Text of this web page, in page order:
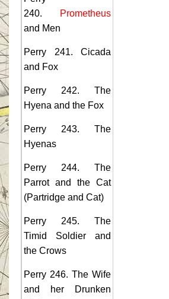
240.
Prometheus
and Men
Perry 241. Cicada
and Fox
Perry 242. The
Hyena and the Fox
Perry 243. The
Hyenas
Perry 244. The
Parrot and the Cat
(Partridge and Cat)
Perry 245. The
Timid Soldier and
the Crows
Perry 246. The Wife
and her Drunken